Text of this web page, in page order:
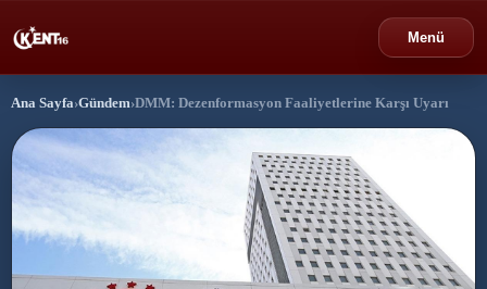
Menü
Bursa ›
Politika
Spor ›
Ana Sayfa›Gündem›DMM: Dezenformasyon Faaliyetlerine Karşı Uyarı